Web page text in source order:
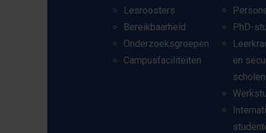
Lesroosters
Bereikbaarheid
Onderzoeksgroepen
Campusfaciliteiten
PhD-
en
scholen